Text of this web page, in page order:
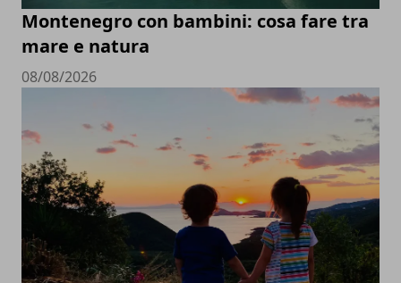
Montenegro con bambini: cosa fare tra
mare e natura
08/08/2026